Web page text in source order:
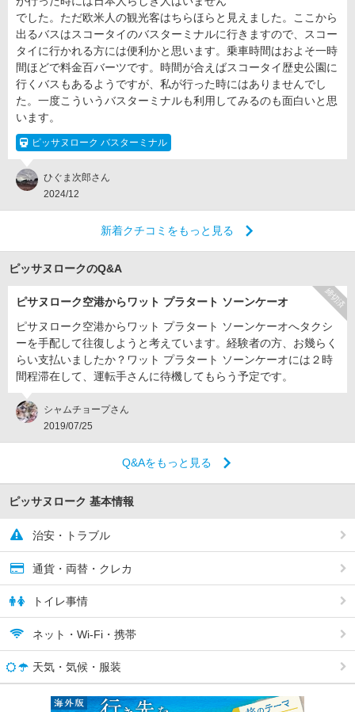
でした。ただ欧米人の観光客はちらほらと見えました。ここから
出るバスはスコータイのバスターミナルに行きますので、スコー
タイに行かれる方には便利かと思います。乗車時間はおよそ一時
間ほどで料金百バーツです。時間が合えばスコータイ歴史公園に
行くバスもあるようですが、私が行った時にはありませんでし
た。一度こういうバスターミナルも利用してみるのも面白いと思
います。
ピッサヌローク バスターミナル
ひぐま次郎さん
2024/12
新着クチコミをもっと見る
ピッサヌロークのQ&A
締切済
ピサヌローク空港からワット プラタート ソーンケーオ
ピサヌローク空港からワット プラタート ソーンケーオへタクシ
ーを手配して往復しようと考えています。経験者の方、お幾らく
らい支払いましたか？ワット プラタート ソーンケーオには２時
間程滞在して、運転手さんに待機してもらう予定です。
シャムチョープさん
2019/07/25
Q&Aをもっと見る
ピッサヌローク 基本情報
治安・トラブル
通貨・両替・クレカ
トイレ事情
ネット・Wi-Fi・携帯
天気・気候・服装